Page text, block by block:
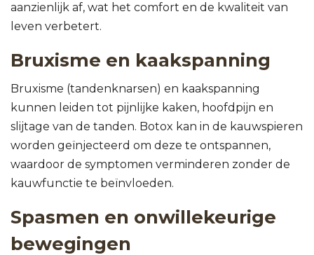
aanzienlijk af, wat het comfort en de kwaliteit van
leven verbetert.
Bruxisme en kaakspanning
Bruxisme (tandenknarsen) en kaakspanning
kunnen leiden tot pijnlijke kaken, hoofdpijn en
slijtage van de tanden. Botox kan in de kauwspieren
worden geïnjecteerd om deze te ontspannen,
waardoor de symptomen verminderen zonder de
kauwfunctie te beïnvloeden.
Spasmen en onwillekeurige
bewegingen